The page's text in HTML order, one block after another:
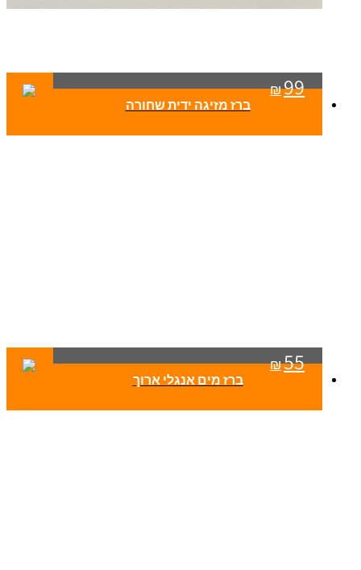
₪99
ברז מזיגה ידית שחורה
₪55
ברז מים אנגלי ארוך